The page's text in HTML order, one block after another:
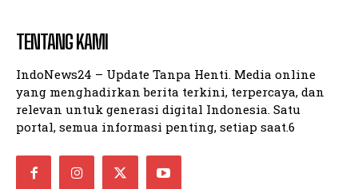
TENTANG KAMI
IndoNews24 – Update Tanpa Henti. Media online
yang menghadirkan berita terkini, terpercaya, dan
relevan untuk generasi digital Indonesia. Satu
portal, semua informasi penting, setiap saat.6